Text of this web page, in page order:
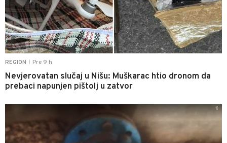
REGION Pre 9 h
Nevjerovatan slučaj u Nišu: Muškarac htio dronom da
prebaci napunjen pištolj u zatvor
1